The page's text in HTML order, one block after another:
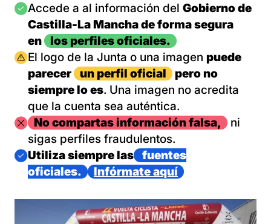
Imagen
Accede a al información del Gobierno de
Castilla-La Mancha de forma segura
en
los perfiles oficiales.
Imagen
El logo de la Junta o una imagen puede
parecer
un perfil oficial
pero no
siempre lo es. Una imagen no acredita
que la cuenta sea auténtica.
ImagenNo compartas información falsa,
ni
sigas perfiles fraudulentos.
Imagen
Utiliza siempre las
fuentes
oficiales.
Infórmate aquí